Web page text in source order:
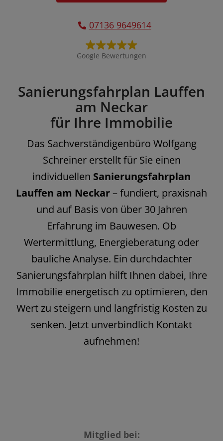
Sanierungsfahrplan Lauffen
am Neckar
für Ihre Immobilie
Das Sachverständigenbüro Wolfgang
Schreiner erstellt für Sie einen
individuellen Sanierungsfahrplan
Lauffen am Neckar– fundiert, praxisnah
und auf Basis von über 30 Jahren
Erfahrung im Bauwesen. Ob
Wertermittlung, Energieberatung oder
bauliche Analyse. Ein durchdachter
Sanierungsfahrplan hilft Ihnen dabei, Ihre
Immobilie energetisch zu optimieren, den
Wert zu steigern und langfristig Kosten zu
senken. Jetzt unverbindlich Kontakt
aufnehmen!
07136 9649614
Google Bewertungen
Mitglied bei: